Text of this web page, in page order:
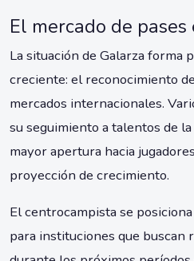
El mercado de
La situación de Galarza forma
creciente: el reconocimiento
mercados internacionales.
su seguimiento a talentos de
mayor apertura hacia
proyección de crecimiento.
El centrocampista se
para instituciones que buscan